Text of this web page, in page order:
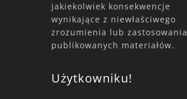
jakiekolwiek konsekwencje
wynikające z niewłaściwego
zrozumienia lub zastosowania
publikowanych materiałów.
Użytkowniku!